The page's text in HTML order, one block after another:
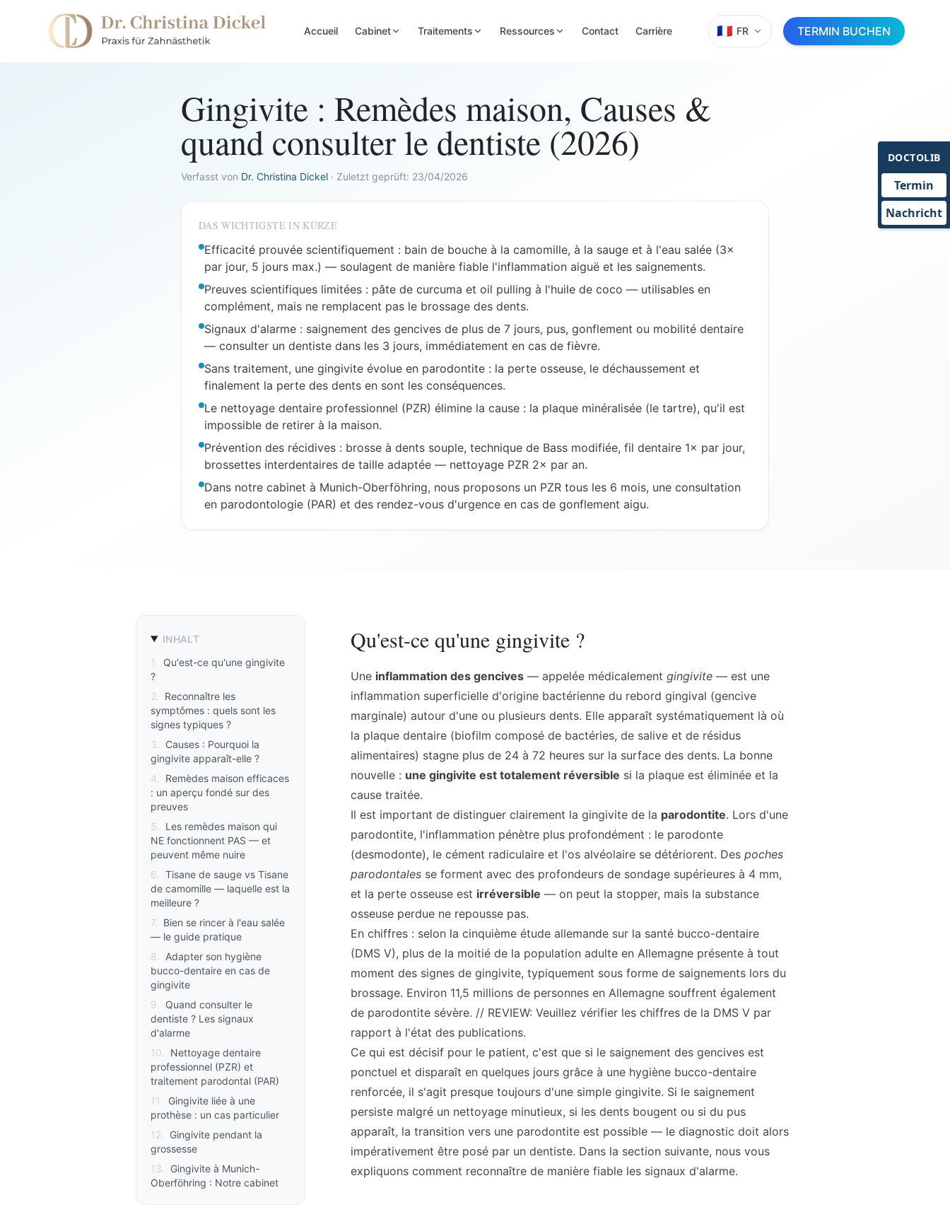
Accueil Cabinet Traitements Ressources Contact Carrière 🇫🇷 FR TERMIN BUCHEN
Gingivite : Remèdes maison, Causes &
quand consulter le dentiste (2026)
Verfasst von Dr. Christina Dickel · Zuletzt geprüft: 23/04/2026
DAS WICHTIGSTE IN KÜRZE
Efficacité prouvée scientifiquement : bain de bouche à la camomille, à la sauge et à l'eau salée (3×
par jour, 5 jours max.) — soulagent de manière fiable l'inflammation aiguë et les saignements.
Preuves scientifiques limitées : pâte de curcuma et oil pulling à l'huile de coco — utilisables en
complément, mais ne remplacent pas le brossage des dents.
Signaux d'alarme : saignement des gencives de plus de 7 jours, pus, gonflement ou mobilité dentaire
— consulter un dentiste dans les 3 jours, immédiatement en cas de fièvre.
Sans traitement, une gingivite évolue en parodontite : la perte osseuse, le déchaussement et
finalement la perte des dents en sont les conséquences.
Le nettoyage dentaire professionnel (PZR) élimine la cause : la plaque minéralisée (le tartre), qu'il est
impossible de retirer à la maison.
Prévention des récidives : brosse à dents souple, technique de Bass modifiée, fil dentaire 1× par jour,
brossettes interdentaires de taille adaptée — nettoyage PZR 2× par an.
Dans notre cabinet à Munich-Oberföhring, nous proposons un PZR tous les 6 mois, une consultation
en parodontologie (PAR) et des rendez-vous d'urgence en cas de gonflement aigu.
INHALT
1
Qu'est-ce qu'une gingivite
?
2
Reconnaître les
symptômes : quels sont les
signes typiques ?
3
Causes : Pourquoi la
gingivite apparaît-elle ?
4
Remèdes maison efficaces
: un aperçu fondé sur des
preuves
5
Les remèdes maison qui
NE fonctionnent PAS — et
peuvent même nuire
6
Tisane de sauge vs Tisane
de camomille — laquelle est la
meilleure ?
7.
Bien se rincer à l'eau salée
— le guide pratique
8
Adapter son hygiène
bucco-dentaire en cas de
gingivite
9
Quand consulter le
dentiste ? Les signaux
d'alarme
10
Nettoyage dentaire
professionnel (PZR) et
traitement parodontal (PAR)
11
Gingivite liée à une
prothèse : un cas particulier
12
Gingivite pendant la
grossesse
13
Gingivite à Munich-
Oberföhring : Notre cabinet
Qu'est-ce qu'une gingivite ?
Une inflammation des gencives — appelée médicalement gingivite — est une
inflammation superficielle d'origine bactérienne du rebord gingival (gencive
marginale) autour d'une ou plusieurs dents. Elle apparaît systématiquement là où
la plaque dentaire (biofilm composé de bactéries, de salive et de résidus
alimentaires) stagne plus de 24 à 72 heures sur la surface des dents. La bonne
nouvelle : une gingivite est totalement réversible si la plaque est éliminée et la
cause traitée.
Il est important de distinguer clairement la gingivite de la parodontite. Lors d'une
parodontite, l'inflammation pénètre plus profondément : le parodonte
(desmodonte), le cément radiculaire et l'os alvéolaire se détériorent. Des poches
parodontales se forment avec des profondeurs de sondage supérieures à 4 mm,
et la perte osseuse est irréversible — on peut la stopper, mais la substance
osseuse perdue ne repousse pas.
En chiffres : selon la cinquième étude allemande sur la santé bucco-dentaire
(DMS V), plus de la moitié de la population adulte en Allemagne présente à tout
moment des signes de gingivite, typiquement sous forme de saignements lors du
brossage. Environ 11,5 millions de personnes en Allemagne souffrent également
de parodontite sévère. // REVIEW: Veuillez vérifier les chiffres de la DMS V par
rapport à l'état des publications.
Ce qui est décisif pour le patient, c'est que si le saignement des gencives est
ponctuel et disparaît en quelques jours grâce à une hygiène bucco-dentaire
renforcée, il s'agit presque toujours d'une simple gingivite. Si le saignement
persiste malgré un nettoyage minutieux, si les dents bougent ou si du pus
apparaît, la transition vers une parodontite est possible — le diagnostic doit alors
impérativement être posé par un dentiste. Dans la section suivante, nous vous
expliquons comment reconnaître de manière fiable les signaux d'alarme.
DOCTOLIB
Termin
Nachricht